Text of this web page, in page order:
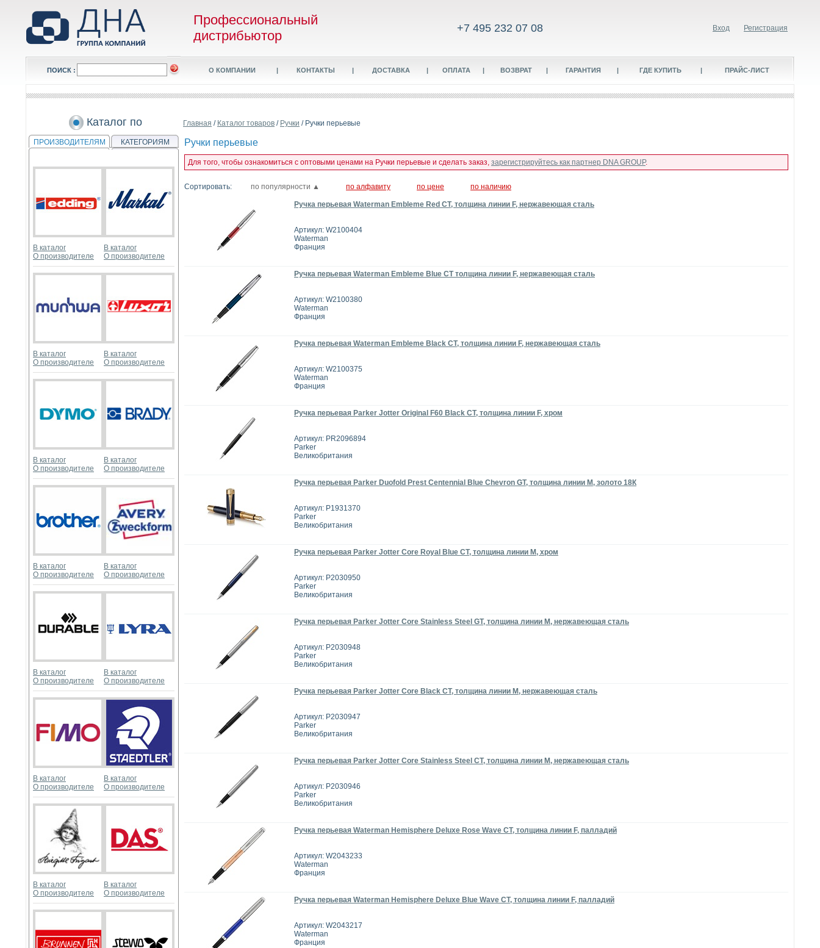
Профессиональный
дистрибьютор
+7 495 232 07 08 Вход Регистрация
ПОИСК : О КОМПАНИИ | КОНТАКТЫ | ДОСТАВКА | ОПЛАТА | ВОЗВРАТ | ГАРАНТИЯ | ГДЕ КУПИТЬ | ПРАЙС-ЛИСТ
Каталог по
ПРОИЗВОДИТЕЛЯМ КАТЕГОРИЯМ
В каталог
О производителе
В каталог
О производителе
В каталог
О производителе
В каталог
О производителе
В каталог
О производителе
В каталог
О производителе
В каталог
О производителе
В каталог
О производителе
В каталог
О производителе
В каталог
О производителе
В каталог
О производителе
В каталог
О производителе
В каталог
О производителе
В каталог
О производителе
Главная / Каталог товаров / Ручки / Ручки перьевые
Ручки перьевые
Для того, чтобы ознакомиться с оптовыми ценами на Ручки перьевые и сделать заказ, зарегистрируйтесь как партнер DNA GROUP.
Сортировать: по популярности ▲ по алфавиту по цене по наличию
Ручка перьевая Waterman Embleme Red CT, толщина линии F, нержавеющая сталь
Артикул: W2100404
Waterman
Франция
Ручка перьевая Waterman Embleme Blue CT толщина линии F, нержавеющая сталь
Артикул: W2100380
Waterman
Франция
Ручка перьевая Waterman Embleme Black CT, толщина линии F, нержавеющая сталь
Артикул: W2100375
Waterman
Франция
Ручка перьевая Parker Jotter Original F60 Black CT, толщина линии F, хром
Артикул: PR2096894
Parker
Великобритания
Ручка перьевая Parker Duofold Prest Centennial Blue Chevron GT, толщина линии M, золото 18К
Артикул: P1931370
Parker
Великобритания
Ручка перьевая Parker Jotter Core Royal Blue CT, толщина линии M, хром
Артикул: P2030950
Parker
Великобритания
Ручка перьевая Parker Jotter Core Stainless Steel GT, толщина линии M, нержавеющая сталь
Артикул: P2030948
Parker
Великобритания
Ручка перьевая Parker Jotter Core Black CT, толщина линии М, нержавеющая сталь
Артикул: P2030947
Parker
Великобритания
Ручка перьевая Parker Jotter Core Stainless Steel CT, толщина линии M, нержавеющая сталь
Артикул: P2030946
Parker
Великобритания
Ручка перьевая Waterman Hemisphere Deluxe Rose Wave CT, толщина линии F, палладий
Артикул: W2043233
Waterman
Франция
Ручка перьевая Waterman Hemisphere Deluxe Blue Wave CT, толщина линии F, палладий
Артикул: W2043217
Waterman
Франция